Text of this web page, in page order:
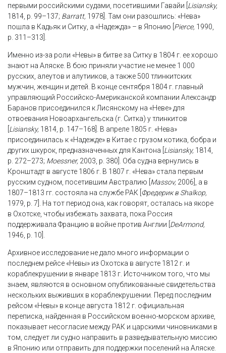
первыми российскими судами, посетившими Гавайи [ Lisiansky,
1814, p. 99–137; Barratt, 1978]. Там они разошлись: «Нева»
пошла в Кадьяк и Ситку, а «Надежда» – в Японию [ Pierce, 1990,
p. 311–313].
Именно из-за роли «Невы» в битве за Ситку в 1804 г. ее хорошо
знают на Аляске. В бою приняли участие не менее 1 000
русских, алеутов и алутииков, а также 500 тлинкитских
мужчин, женщин и детей. В конце сентября 1804 г. главный
управляющий Российско-Американской компании Александр
Баранов присоединился к Лисянскому на «Неве» для
отвоевания Новоархангельска (г. Ситка) у тлинкитов
Lisiansky, 1814, p. 147–168]. В апреле 1805 г. «Нева»
присоединилась к «Надежде» в Китае с грузом котика, бобра и
других шкурок, предназначенных для Кантона [ Lisiansky, 1814,
p. 272–273; Moessner, 2003, p. 380]. Оба судна вернулись в
Кронштадт в августе 1806 г. В 1807 г. «Нева» стала первым
русским судном, посетившим Австралию [ Massov, 2006], а в
1807–1813 гг. состояла на службе РАК [ Фредерик в Shalkop,
1979, p. 7]. На тот период она, как говорят, осталась на якоре
в Охотске, чтобы избежать захвата, пока Россия
поддерживала Францию в войне против Англии [ DeArmond,
1946, p. 10].
Архивное исследование не дало много информации о
последнем рейсе «Невы» из Охотска в августе 1812 г. и
кораблекрушении в январе 1813 г. Источником того, что мы
знаем, являются в основном опубликованные свидетельства
нескольких выживших в кораблекрушении. Перед последним
рейсом «Невы» в конце августа 1812 г. официальная
переписка, найденная в Российском военно-морском архиве,
показывает несогласие между РАК и царскими чиновниками в
том, следует ли судно направить в разведывательную миссию
в Японию или отправить для поддержки поселений на Аляске.